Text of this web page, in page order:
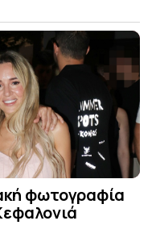
φωτογραφία